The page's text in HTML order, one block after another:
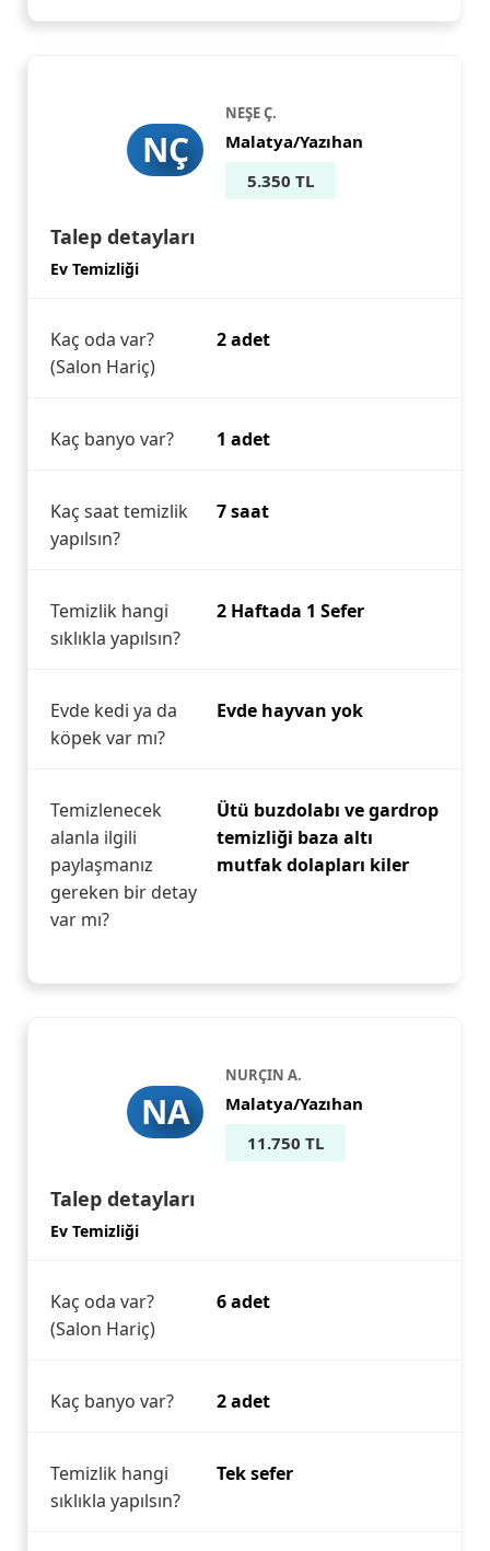
NÇ
NEŞE Ç.
Malatya/Yazıhan
5.350 TL
Talep detayları
Ev Temizliği
Kaç oda var?
(Salon Hariç)
2 adet
Kaç banyo var? 1 adet
Kaç saat temizlik
yapılsın?
7 saat
Temizlik hangi
sıklıkla yapılsın?
2 Haftada 1 Sefer
Evde kedi ya da
köpek var mı?
Evde hayvan yok
Temizlenecek
alanla ilgili
paylaşmanız
gereken bir detay
var mı?
Ütü buzdolabı ve gardrop
temizliği baza altı
mutfak dolapları kiler
NA
NURÇIN A.
Malatya/Yazıhan
11.750 TL
Talep detayları
Ev Temizliği
Kaç oda var?
(Salon Hariç)
6 adet
Kaç banyo var? 2 adet
Temizlik hangi
sıklıkla yapılsın?
Tek sefer